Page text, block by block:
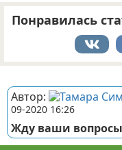
Понравилась
Автор:
09-2020 16:26
Жду ваши